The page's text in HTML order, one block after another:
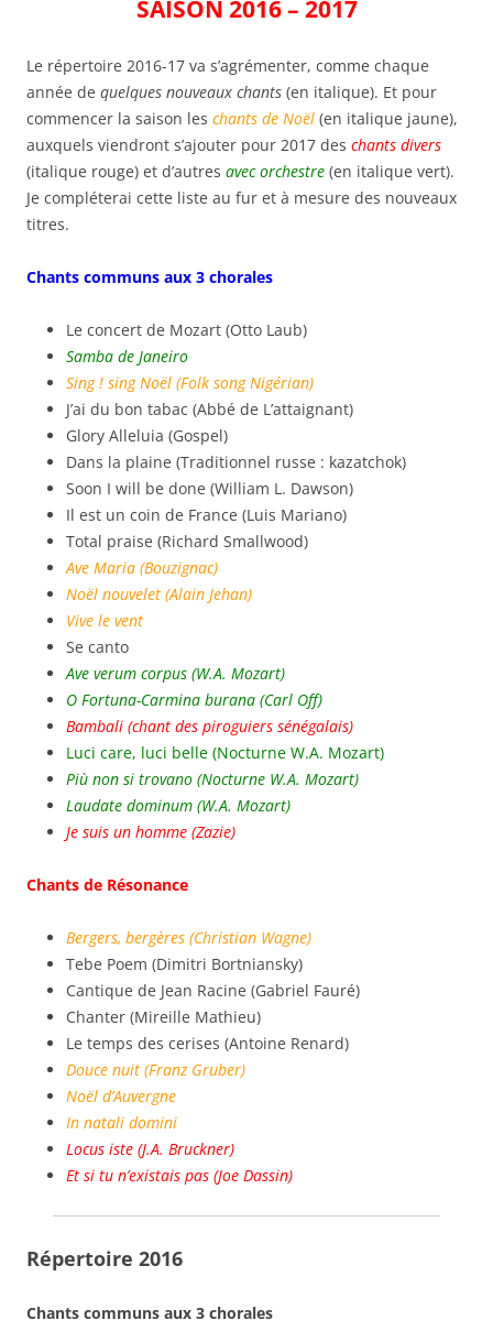
SAISON 2016 – 2017
Le répertoire 2016-17 va s’agrémenter, comme chaque
année de quelques nouveaux chants (en italique). Et pour
commencer la saison les chants de Noël (en italique jaune),
auxquels viendront s’ajouter pour 2017 des chants divers
(italique rouge) et d’autres avec orchestre (en italique vert).
Je compléterai cette liste au fur et à mesure des nouveaux
titres.
Chants communs aux 3 chorales
Le concert de Mozart (Otto Laub)
Samba de Janeiro
Sing ! sing Noël (Folk song Nigérian)
J’ai du bon tabac (Abbé de L’attaignant)
Glory Alleluia (Gospel)
Dans la plaine (Traditionnel russe : kazatchok)
Soon I will be done (William L. Dawson)
Il est un coin de France (Luis Mariano)
Total praise (Richard Smallwood)
Ave Maria (Bouzignac)
Noël nouvelet (Alain Jehan)
Vive le vent
Se canto
Ave verum corpus (W.A. Mozart)
O Fortuna-Carmina burana (Carl Off)
Bambali (chant des piroguiers sénégalais)
Luci care, luci belle (Nocturne W.A. Mozart)
Più non si trovano (Nocturne W.A. Mozart)
Laudate dominum (W.A. Mozart)
Je suis un homme (Zazie)
Chants de Résonance
Bergers, bergères (Christian Wagne)
Tebe Poem (Dimitri Bortniansky)
Cantique de Jean Racine (Gabriel Fauré)
Chanter (Mireille Mathieu)
Le temps des cerises (Antoine Renard)
Douce nuit (Franz Gruber)
Noël d’Auvergne
In natali domini
Locus iste (J.A. Bruckner)
Et si tu n’existais pas (Joe Dassin)
Répertoire 2016
Chants communs aux 3 chorales